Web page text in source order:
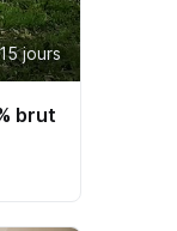
jours
brut